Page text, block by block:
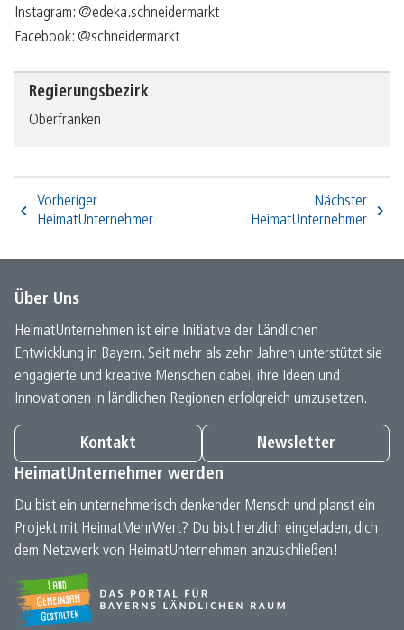
Instagram: @edeka.schneidermarkt
Facebook: @schneidermarkt
Regierungsbezirk
Oberfranken
Vorheriger
HeimatUnternehmer
Nächster
HeimatUnternehmer
Über Uns
HeimatUnternehmen ist eine Initiative der Ländlichen
Entwicklung in Bayern. Seit mehr als zehn Jahren unterstützt sie
engagierte und kreative Menschen dabei, ihre Ideen und
Innovationen in ländlichen Regionen erfolgreich umzusetzen.
Kontakt
Newsletter
HeimatUnternehmer werden
Du bist ein unternehmerisch denkender Mensch und planst ein
Projekt mit HeimatMehrWert? Du bist herzlich eingeladen, dich
dem Netzwerk von HeimatUnternehmen anzuschließen!